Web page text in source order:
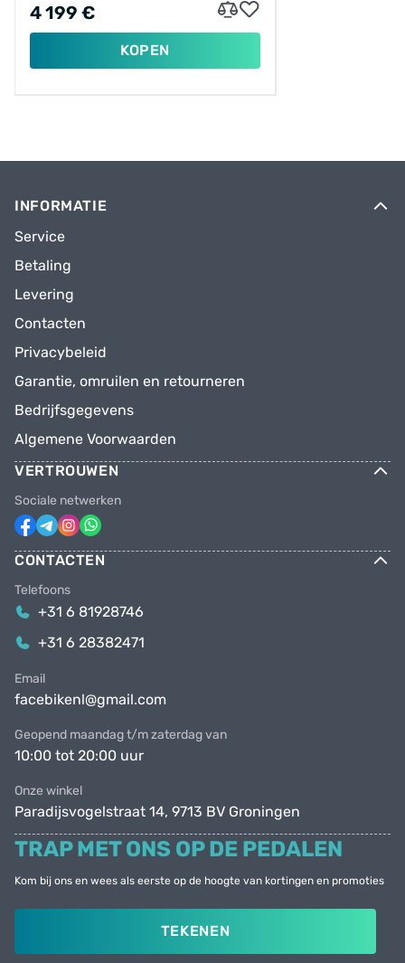
4 199 €
KOPEN
INFORMATIE
Service
Betaling
Levering
Contacten
Privacybeleid
Garantie, omruilen en retourneren
Bedrijfsgegevens
Algemene Voorwaarden
VERTROUWEN
Sociale netwerken
CONTACTEN
Telefoons
+31 6 81928746
+31 6 28382471
Email
facebikenl@gmail.com
Geopend maandag t/m zaterdag van
10:00 tot 20:00 uur
Onze winkel
Paradijsvogelstraat 14, 9713 BV Groningen
TRAP MET ONS OP DE PEDALEN
Kom bij ons en wees als eerste op de hoogte van kortingen en promoties
TEKENEN